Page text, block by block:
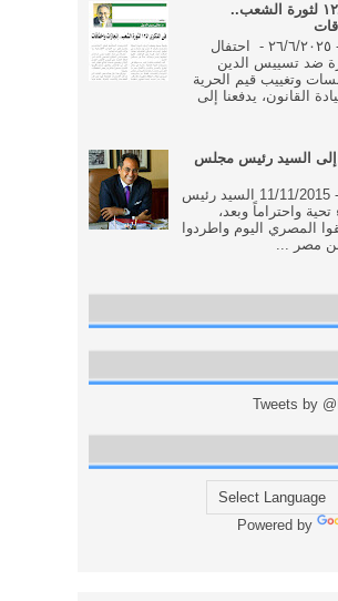
فى الذكرى الـ١٢ لثورة الشعب..
جريدة الوفد - ٢٦/٦/٢٠٢٥ - احتفال
ضد تسييس الدين
وتغييب قيم الحرية
القانون، يدفعنا إلى
السيد رئيس مجلس
جريدة الاخبار - 11/11/2015 السيد رئيس
واحتراماً وبعد،
المصري اليوم واطردوا
مصر ...
Tweets by
Powered by